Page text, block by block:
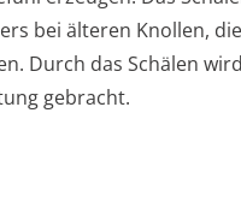
bei älteren Knollen,
Durch das Schälen
gebracht.